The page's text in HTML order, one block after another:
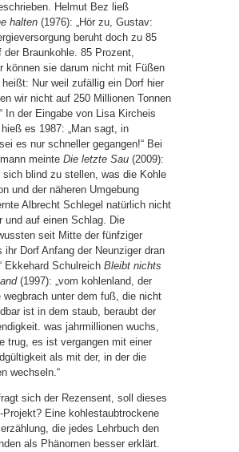
Helmut Bez ließ
halten (1976): „Hör zu, Gustav:
beruht doch zu 85
der Braunkohle. 85 Prozent,
können sie darum nicht mit Füßen
Nur weil zufällig ein Dorf hier
wir nicht auf 250 Millionen Tonnen
In der Eingabe von Lisa Kircheis
es 1987: „Man sagt, in
es nur schneller gegangen!“ Bei
meinte Die letzte Sau (2009):
sich blind zu stellen, was die Kohle
und der näheren Umgebung
Albrecht Schlegel natürlich nicht
und auf einen Schlag. Die
seit Mitte der fünfziger
ihr Dorf Anfang der Neunziger dran
Ekkehard Schulreich Bleibt nichts
(1997): „vom kohlenland, der
wegbrach unter dem fuß, die nicht
ist in dem staub, beraubt der
was jahrmillionen wuchs,
trug, es ist vergangen mit einer
als mit der, in der die
wechseln.“
sich der Rezensent, soll dieses
Projekt? Eine kohlestaubtrockene
die jedes Lehrbuch den
als Phänomen besser erklärt.